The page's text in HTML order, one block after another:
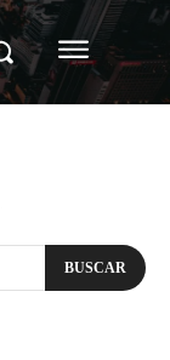
BUSCAR